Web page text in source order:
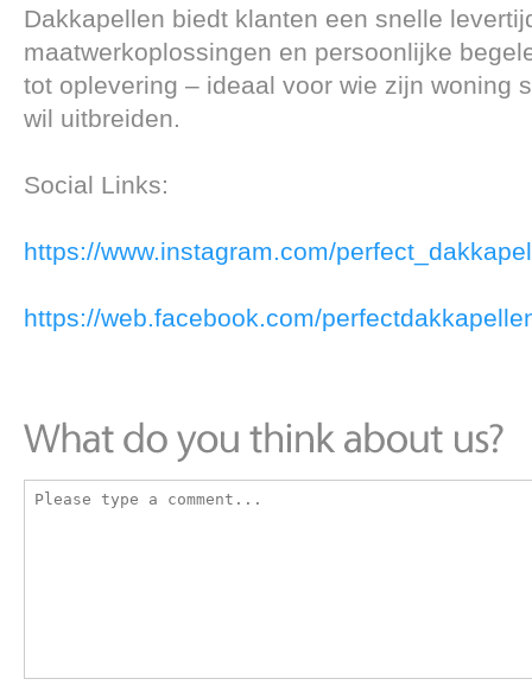
Dakkapellen biedt klanten een snelle
maatwerkoplossingen en persoonlijke
tot oplevering – ideaal voor wie zijn woning
wil uitbreiden.
Social Links:
https://www.instagram.com/
https://web.facebook.com/